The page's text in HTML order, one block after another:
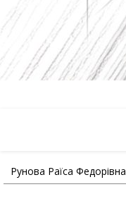
Рунова Раїса Федорівна